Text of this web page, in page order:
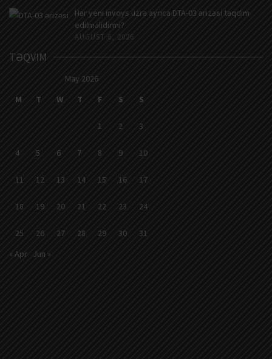
Hər yeni invoys üzrə ayrıca DTA-03 ərizəsi təqdim
edilməlidirmi?
AUGUST 6, 2026
TƏQVIM
May 2026
M
T W T F S S
1 2 3
4 5 6 7 8 9 10
11 12 13 14 15 16 17
18 19 20 21 22 23 24
25 26 27 28 29 30
31
« Apr
Jun »